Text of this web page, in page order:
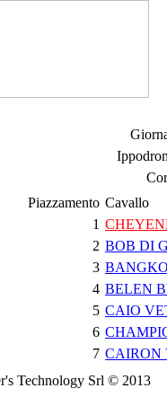
Piazzamento Cavallo
1
2 BOB DI
3
4 BELEN
5 CAIO
6
7 CAIRON
Technology Srl © 2013